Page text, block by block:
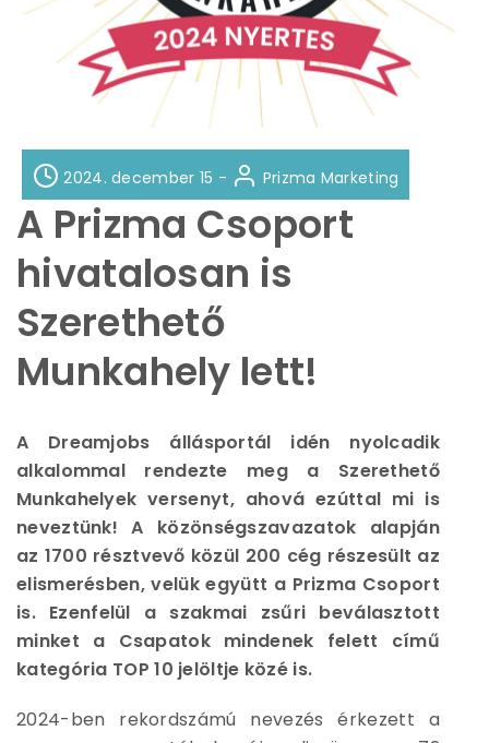
2024. december 15 - Prizma Marketing
A Prizma Csoport
hivatalosan is
Szerethető
Munkahely lett!
A Dreamjobs állásportál idén nyolcadik
alkalommal rendezte meg a Szerethető
Munkahelyek versenyt, ahová ezúttal mi is
neveztünk! A közönségszavazatok alapján
az 1700 résztvevő közül 200 cég részesült az
elismerésben, velük együtt a Prizma Csoport
is. Ezenfelül a szakmai zsűri beválasztott
minket a Csapatok mindenek felett című
kategória TOP 10 jelöltje közé is.
2024-ben rekordszámú nevezés érkezett a